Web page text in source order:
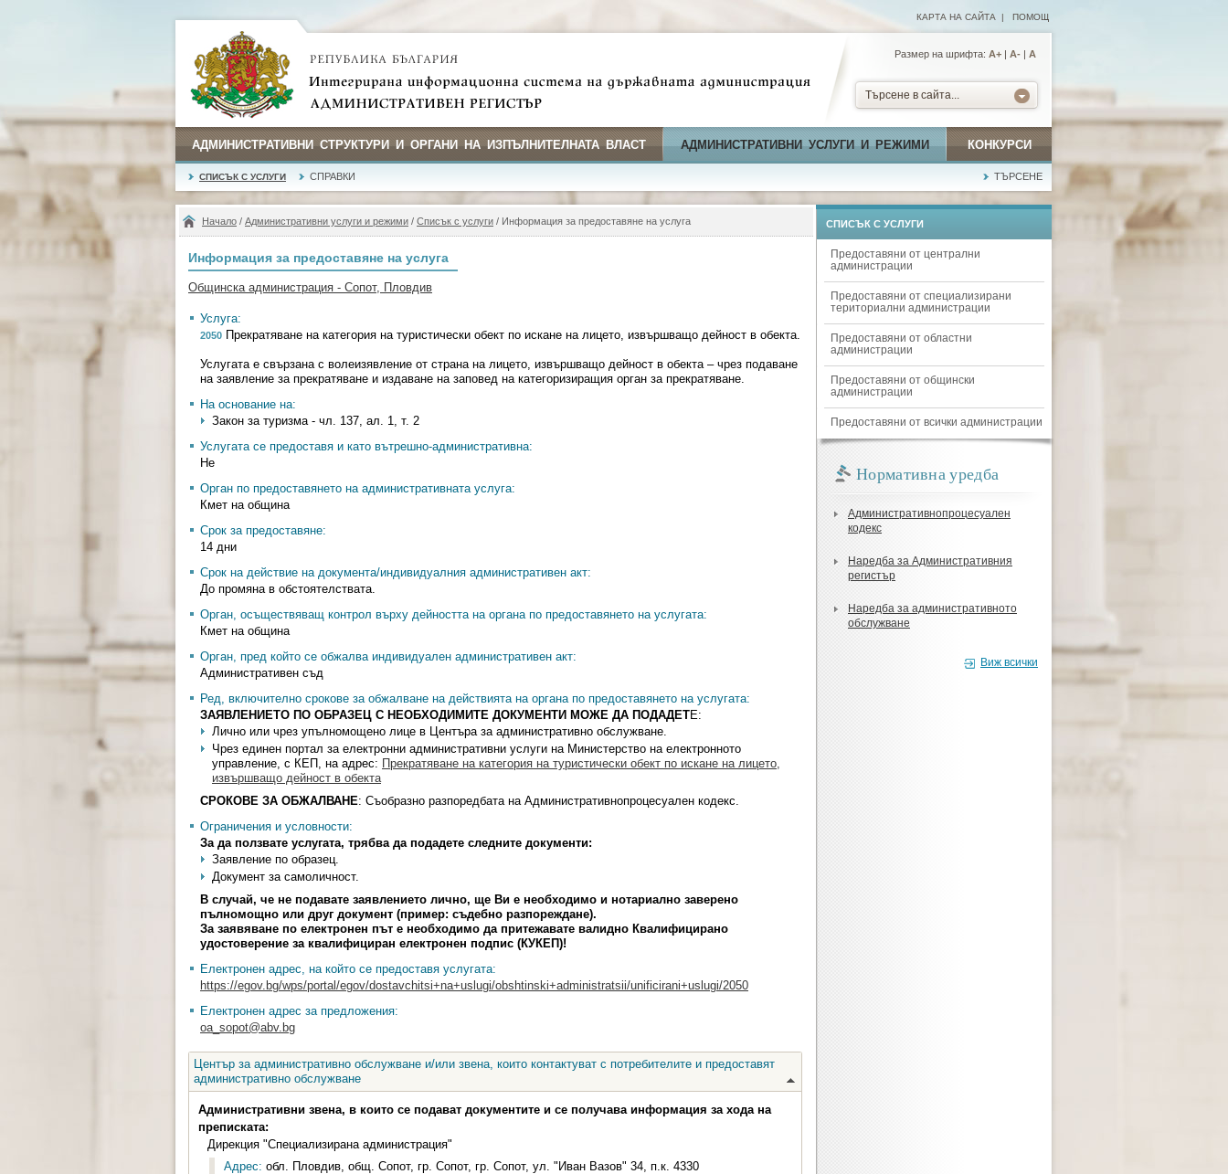
КАРТА НА САЙТА | ПОМОЩ
Размер на шрифта: А+ | A- | A
Търсене в сайта...
АДМИНИСТРАТИВНИ СТРУКТУРИ И ОРГАНИ НА ИЗПЪЛНИТЕЛНАТА ВЛАСТ АДМИНИСТРАТИВНИ УСЛУГИ И РЕЖИМИ КОНКУРСИ
СПИСЪК С УСЛУГИ СПРАВКИ ТЪРСЕНЕ
Начало / Административни услуги и режими / Списък с услуги / Информация за предоставяне на услуга
Информация за предоставяне на услуга
Общинска администрация - Сопот, Пловдив
Услуга:
2050 Прекратяване на категория на туристически обект по искане на лицето, извършващо дейност в обекта.
Услугата е свързана с волеизявление от страна на лицето, извършващо дейност в обекта – чрез подаване
на заявление за прекратяване и издаване на заповед на категоризиращия орган за прекратяване.
На основание на:
Закон за туризма - чл. 137, ал. 1, т. 2
Услугата се предоставя и като вътрешно-административна:
Не
Орган по предоставянето на административната услуга:
Кмет на община
Срок за предоставяне:
14 дни
Срок на действие на документа/индивидуалния административен акт:
До промяна в обстоятелствата.
Орган, осъществяващ контрол върху дейността на органа по предоставянето на услугата:
Кмет на община
Орган, пред който се обжалва индивидуален административен акт:
Административен съд
Ред, включително срокове за обжалване на действията на органа по предоставянето на услугата:
ЗАЯВЛЕНИЕТО ПО ОБРАЗЕЦ С НЕОБХОДИМИТЕ ДОКУМЕНТИ МОЖЕ ДА ПОДАДЕТЕ:
Лично или чрез упълномощено лице в Центъра за административно обслужване.
Чрез единен портал за електронни административни услуги на Министерство на електронното
управление, с КЕП, на адрес: Прекратяване на категория на туристически обект по искане на лицето,
извършващо дейност в обекта
СРОКОВЕ ЗА ОБЖАЛВАНЕ: Съобразно разпоредбата на Административнопроцесуален кодекс.
Ограничения и условности:
За да ползвате услугата, трябва да подадете следните документи:
Заявление по образец.
Документ за самоличност.
В случай, че не подавате заявлението лично, ще Ви е необходимо и нотариално заверено
пълномощно или друг документ (пример: съдебно разпореждане).
За заявяване по електронен път е необходимо да притежавате валидно Квалифицирано
удостоверение за квалифициран електронен подпис (КУКЕП)!
Електронен адрес, на който се предоставя услугата:
https://egov.bg/wps/portal/egov/dostavchitsi+na+uslugi/obshtinski+administratsii/unificirani+uslugi/2050
Електронен адрес за предложения:
oa_sopot@abv.bg
Център за административно обслужване и/или звена, които контактуват с потребителите и предоставят
административно обслужване
Административни звена, в които се подават документите и се получава информация за хода на
преписката:
Дирекция "Специализирана администрация"
Адрес: обл. Пловдив, общ. Сопот, гр. Сопот, гр. Сопот, ул. "Иван Вазов" 34, п.к. 4330
СПИСЪК С УСЛУГИ
Предоставяни от централни
администрации
Предоставяни от специализирани
териториални администрации
Предоставяни от областни
администрации
Предоставяни от общински
администрации
Предоставяни от всички администрации
Нормативна уредба
Административнопроцесуален
кодекс
Наредба за Административния
регистър
Наредба за административното
обслужване
Виж всички